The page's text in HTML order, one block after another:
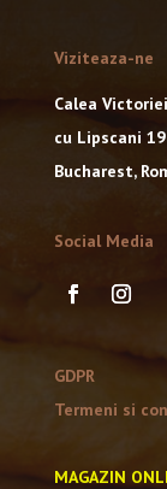
Viziteaza-ne
Calea
cu Lipscani
Bucharest,
Social Media
GDPR
Termeni si
MAGAZIN